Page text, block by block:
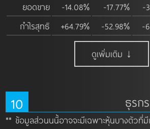
ยอดขาย
-14.08% -17.77% -
กำไรสุทธิ
+64.79% -52.98% -
ดูเพิ่มเติม ↓
10 ธุรก
** ข้อมูลส่วนนนี้อาจจะมีเฉพาะหุ้นบางตัวที่